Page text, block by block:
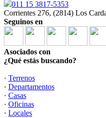
011 15 3817-5353
Corrientes 276, (2814) Los
Seguinos en
Asociados con
¿Qué estás buscando?
· Terrenos
· Departamentos
· Casas
· Oficinas
· Locales